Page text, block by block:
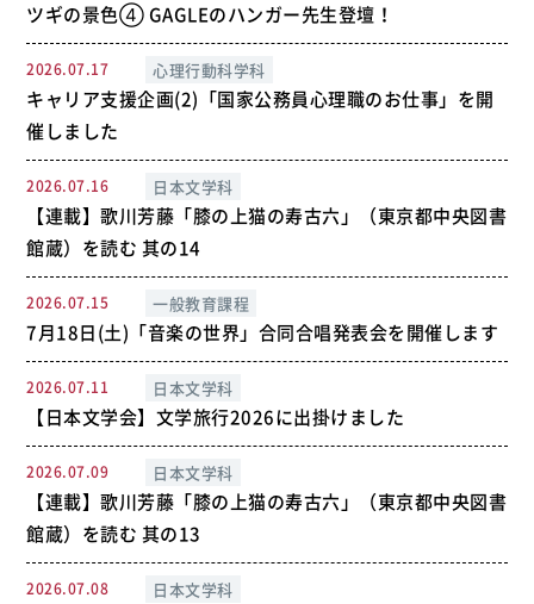
ツギの景色④ GAGLEのハンガー先生登壇！
2026.07.17 心理行動科学科
キャリア支援企画(2)「国家公務員心理職のお仕事」を開
催しました
2026.07.16 日本文学科
【連載】歌川芳藤「膝の上猫の寿古六」（東京都中央図書
館蔵）を読む 其の14
2026.07.15 一般教育課程
7月18日(土)「音楽の世界」合同合唱発表会を開催します
2026.07.11 日本文学科
【日本文学会】文学旅行2026に出掛けました
2026.07.09 日本文学科
【連載】歌川芳藤「膝の上猫の寿古六」（東京都中央図書
館蔵）を読む 其の13
2026.07.08 日本文学科